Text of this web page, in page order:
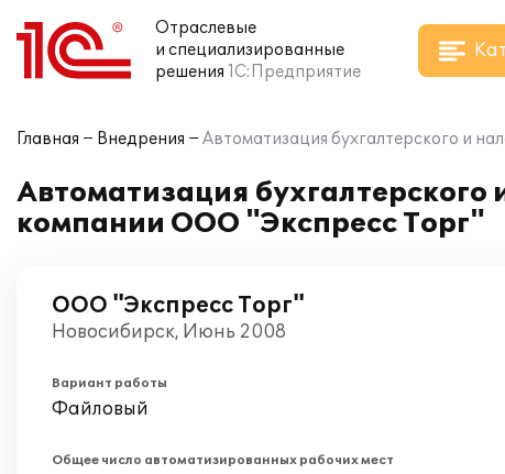
Отраслевые
и специализированные
решения 1С:Предприятие
Главная Внедрения Автоматизация бухгалтерского и
Автоматизация бухгалтерского
компании ООО "Экспресс Торг"
ООО "Экспресс Торг"
Новосибирск, Июнь 2008
Вариант работы
Файловый
Общее число автоматизированных рабочих мест